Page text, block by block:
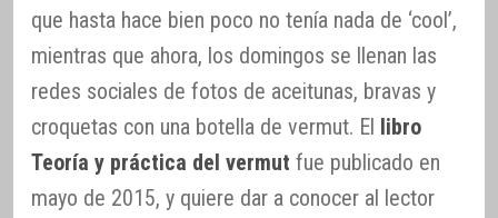
que hasta hace bien poco no tenía nada de ‘cool’,
mientras que ahora, los domingos se llenan las
redes sociales de fotos de aceitunas, bravas y
croquetas con una botella de vermut. El libro
Teoría y práctica del vermut fue publicado en
mayo de 2015, y quiere dar a conocer al lector